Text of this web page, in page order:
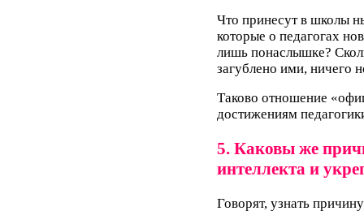
Что принесут в школы
которые о педагогах
лишь понаслышке?
загублено ими, ничего
Таково отношение
достижениям
5. Каковы же
интеллекта и
Говорят, узнать